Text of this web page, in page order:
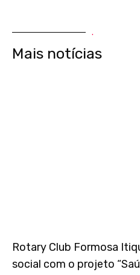
.
Mais notícias
Rotary Club Formosa
social com o projeto